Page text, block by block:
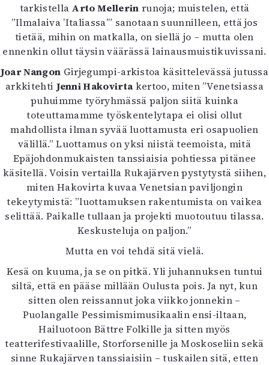
tarkistella Arto Mellerin runoja; muistelen, että
”Ilmalaiva ’Italiassa’” sanotaan suunnilleen, että jos
tietää, mihin on matkalla, on siellä jo – mutta olen
ennenkin ollut täysin väärässä lainausmuistikuvissani.
Joar Nangon Girjegumpi-arkistoa käsittelevässä jutussa
arkkitehti Jenni Hakovirta kertoo, miten ”Venetsiassa
puhuimme työryhmässä paljon siitä kuinka
toteuttamamme työskentelytapa ei olisi ollut
mahdollista ilman syvää luottamusta eri osapuolien
välillä.” Luottamus on yksi niistä teemoista, mitä
Epäjohdonmukaisten tanssiaisia pohtiessa pitänee
käsitellä. Voisin vertailla Rukajärven pystytystä siihen,
miten Hakovirta kuvaa Venetsian paviljongin
tekeytymistä: ”luottamuksen rakentumista on vaikea
selittää. Paikalle tullaan ja projekti muotoutuu tilassa.
Keskusteluja on paljon.”
Mutta en voi tehdä sitä vielä.
Kesä on kuuma, ja se on pitkä. Yli juhannuksen tuntui
siltä, että en pääse millään Oulusta pois. Ja nyt, kun
sitten olen reissannut joka viikko jonnekin –
Puolangalle Pessimismimusikaalin ensi-iltaan,
Hailuotoon Bättre Folkille ja sitten myös
teatterifestivaalille, Storforsenille ja Moskoseliin sekä
sinne Rukajärven tanssiaisiin – tuskailen sitä, etten